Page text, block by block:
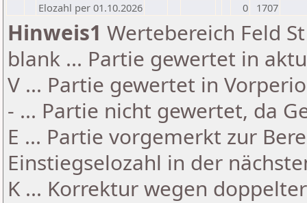
Elozahl per 01.10.2026
0 1707
Hinweis1 Wertebereich Feld
blank ... Partie gewertet in
V ... Partie gewertet in
- ... Partie nicht gewertet, da
E ... Partie vorgemerkt zur
Einstiegselozahl in der
K ... Korrektur wegen